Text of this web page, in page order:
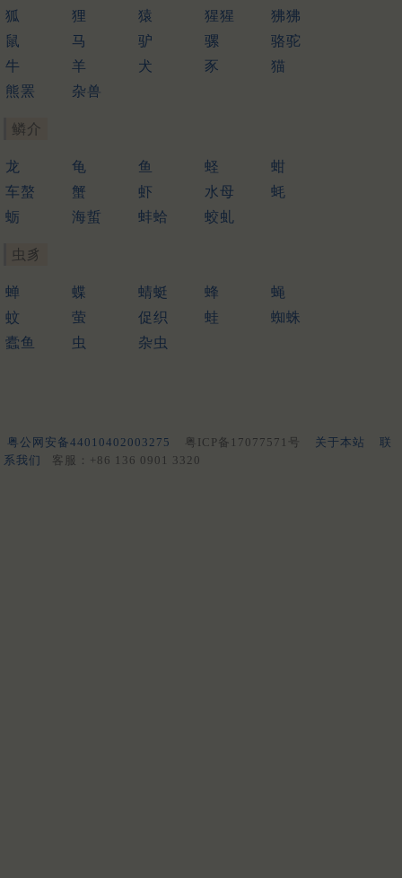
狐
狸 猿 猩猩
狒狒
鼠
马 驴 骡
骆驼
牛
羊 犬 豕
猫
熊罴
杂兽
鳞介
龙 龟 鱼 蛏
蚶
车螯
蟹 虾 水母
蚝
蛎
海蜇 蚌蛤 蛟虬
虫豸
蝉 蝶 蜻蜓 蜂
蝇
蚊
萤 促织 蛙
蜘蛛
蠹鱼
虫 杂虫
粤公网安备44010402003275 粤ICP备17077571号 关于本站
联
系我们
客服：+86 136 0901 3320